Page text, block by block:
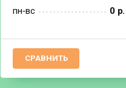
пн‐вс 0 р.
СРАВНИТЬ